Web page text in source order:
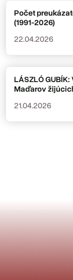
Počet
(1991-2026)
22.04.2026
LÁSZLÓ
Maďarov
21.04.2026